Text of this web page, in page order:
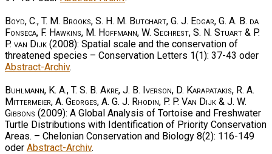
Boyd, C., T. M. Brooks, S. H. M. Butchart, G. J. Edgar, G. A. B. da
Fonseca, F. Hawkins, M. Hoffmann, W. Sechrest, S. N. Stuart & P.
P. van Dijk (2008): Spatial scale and the conservation of
threatened species – Conservation Letters 1(1): 37-43 oder
Abstract-Archiv.
Buhlmann, K. A., T. S. B. Akre, J. B. Iverson, D. Karapatakis, R. A.
Mittermeier, A. Georges, A. G. J. Rhodin, P. P. Van Dijk & J. W.
Gibbons (2009): A Global Analysis of Tortoise and Freshwater
Turtle Distributions with Identification of Priority Conservation
Areas. – Chelonian Conservation and Biology 8(2): 116-149
oder Abstract-Archiv.